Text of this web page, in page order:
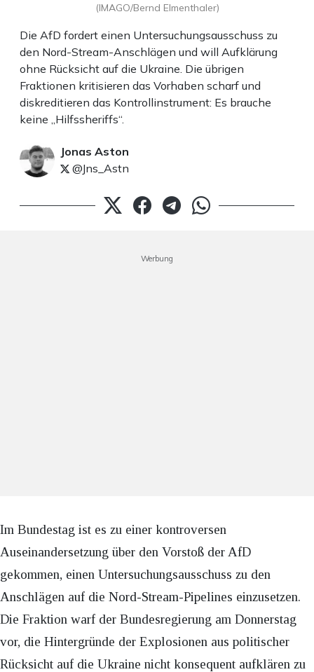
Die AfD fordert einen Untersuchungsausschuss zu
den Nord-Stream-Anschlägen und will Aufklärung
ohne Rücksicht auf die Ukraine. Die übrigen
Fraktionen kritisieren das Vorhaben scharf und
diskreditieren das Kontrollinstrument: Es brauche
keine „Hilfssheriffs“.
Jonas Aston
@Jns_Astn
(IMAGO/Bernd Elmenthaler)
Werbung
Im Bundestag ist es zu einer kontroversen
Auseinandersetzung über den Vorstoß der AfD
gekommen, einen Untersuchungsausschuss zu den
Anschlägen auf die Nord-Stream-Pipelines einzusetzen.
Die Fraktion warf der Bundesregierung am Donnerstag
vor, die Hintergründe der Explosionen aus politischer
Rücksicht auf die Ukraine nicht konsequent aufklären zu